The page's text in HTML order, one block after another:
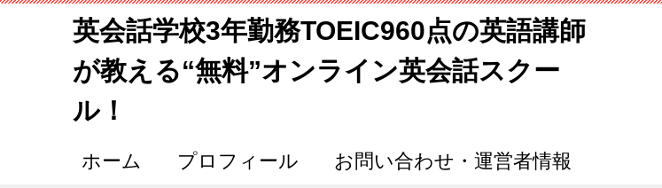
英会話学校3年勤務TOEIC960点の英語講師
が教える“無料”オンライン英会話スクー
ル！
ホーム プロフィール お問い合わせ・運営者情報